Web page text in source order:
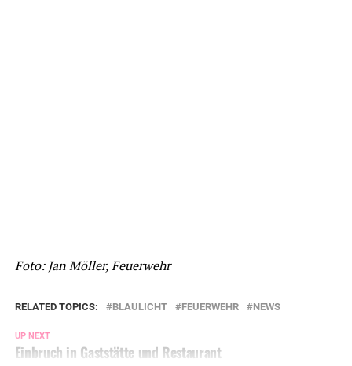
Foto: Jan Möller, Feuerwehr
RELATED TOPICS: BLAULICHT FEUERWEHR NEWS
UP NEXT
Einbruch in Gaststätte und Restaurant